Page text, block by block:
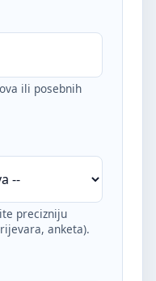
ili posebnih
precizniju
anketa).